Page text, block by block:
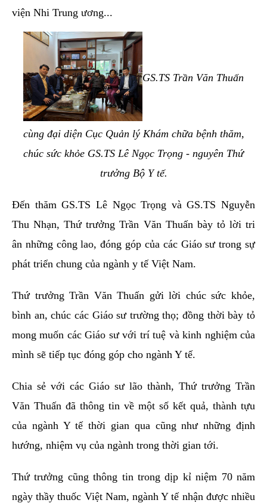
viện Nhi Trung ương...
GS.TS Trần Văn Thuấn
cùng đại diện Cục Quản lý Khám chữa bệnh thăm,
chúc sức khỏe GS.TS Lê Ngọc Trọng - nguyên Thứ
trưởng Bộ Y tế.
Đến thăm GS.TS Lê Ngọc Trọng và GS.TS Nguyễn
Thu Nhạn, Thứ trưởng Trần Văn Thuấn bày tỏ lời tri
ân những công lao, đóng góp của các Giáo sư trong sự
phát triển chung của ngành y tế Việt Nam.
Thứ trưởng Trần Văn Thuấn gửi lời chúc sức khỏe,
bình an, chúc các Giáo sư trường thọ; đồng thời bày tỏ
mong muốn các Giáo sư với trí tuệ và kinh nghiệm của
mình sẽ tiếp tục đóng góp cho ngành Y tế.
Chia sẻ với các Giáo sư lão thành, Thứ trưởng Trần
Văn Thuấn đã thông tin về một số kết quả, thành tựu
của ngành Y tế thời gian qua cũng như những định
hướng, nhiệm vụ của ngành trong thời gian tới.
Thứ trưởng cũng thông tin trong dịp kỉ niệm 70 năm
ngày thầy thuốc Việt Nam, ngành Y tế nhận được nhiều